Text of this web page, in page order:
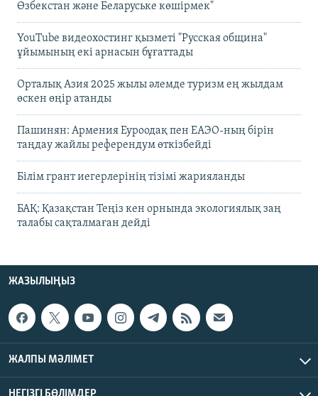
Өзбекстан және Беларуське көшірмек"
YouTube видеохостинг қызметі "Русская община"
ұйымының екі арнасын бұғаттады
Орталық Азия 2025 жылы әлемде туризм ең жылдам
өскен өңір атанды
Пашинян: Армения Еуроодақ пен ЕАЭО-ның бірін
таңдау жайлы референдум өткізбейді
Білім грант иегерлерінің тізімі жарияланды
БАҚ: Қазақстан Теңіз кен орнында экологиялық заң
талабы сақталмаған дейді
ЖАЗЫЛЫҢЫЗ
ЖАЛПЫ МӘЛІМЕТ
НЕГІЗГІ БӨЛІМДЕР